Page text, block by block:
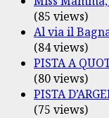
(85 views)
Al via il
(84 views)
PISTA A
(80 views)
PISTA
(75 views)